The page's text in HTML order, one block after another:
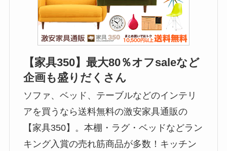
【家具350】最大80％オフsaleなど
企画も盛りだくさん
ソファ、ベッド、テーブルなどのインテリ
アを買うなら送料無料の激安家具通販の
【家具350】。本棚・ラグ・ベッドなどラン
キング入賞の売れ筋商品が多数！キッチン